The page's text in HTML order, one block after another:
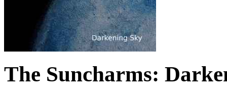
The Suncharms: